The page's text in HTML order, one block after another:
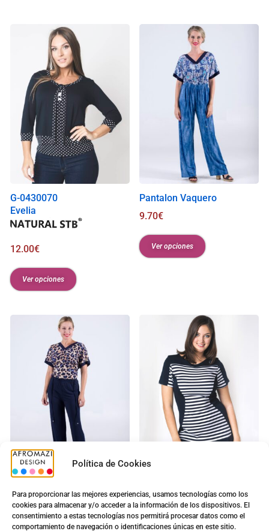
Política de Cookies
Para proporcionar las mejores experiencias, usamos tecnologías como los
cookies para almacenar y/o acceder a la información de los dispositivos. El
consentimiento a estas tecnologías nos permitirá procesar datos como el
comportamiento de navegación o identificaciones únicas en este sitio.
G-0430070
Evelia
12.00€
Ver opciones
Pantalon Vaquero
9.70€
Ver opciones
Pantalon Liso c/sin Brillo
9.20€ – 9.70€
Vestido G-0201025
Señora 1